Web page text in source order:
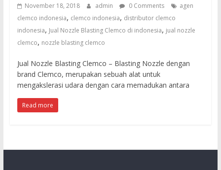
untuk
sandblasting
dan
waterjet
November 18, 2018 admin 0 Comments
agen
clemco indonesia, clemco indonesia, distributor clemco
indonesia, Jual Nozzle Blasting Clemco di indonesia, jual nozzle
clemco, nozzle blasting clemco
Jual Nozzle Blasting Clemco – Blasting Nozzle dengan
brand Clemco, merupakan sebuah alat untuk
mengakslerasi udara dengan cara memadukan antara
Read more